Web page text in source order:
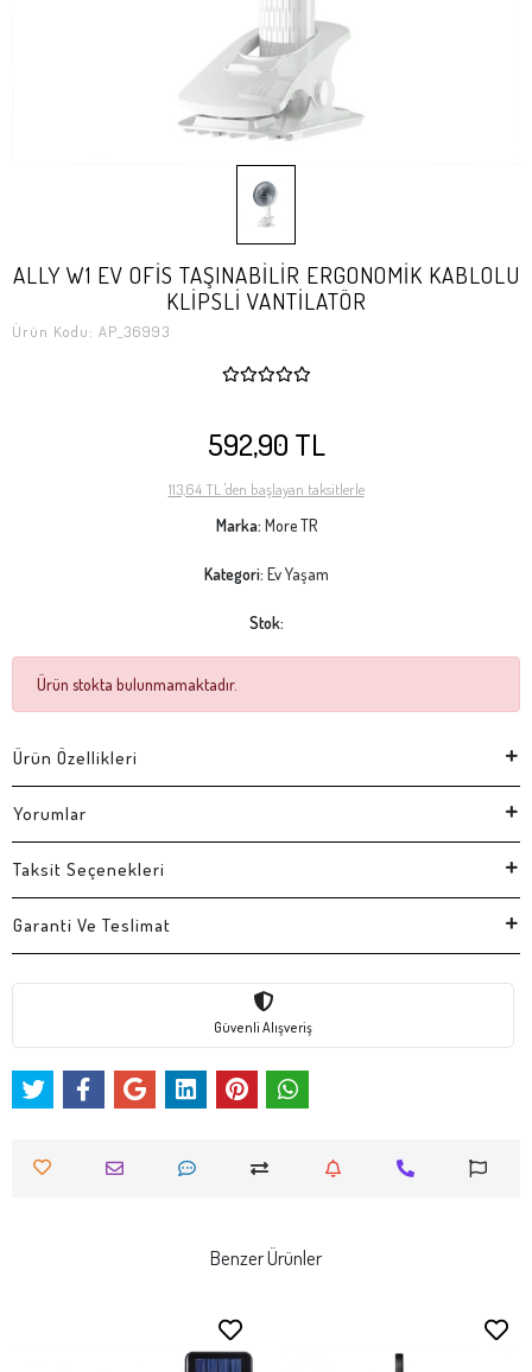
ALLY W1 EV OFİS TAŞINABİLİR ERGONOMİK KABLOLU
KLİPSLİ VANTİLATÖR
Ürün Kodu: AP_36993
592,90 TL
113,64 TL 'den başlayan taksitlerle
Marka: More TR
Kategori: Ev Yaşam
Stok:
Ürün stokta bulunmamaktadır.
Ürün Özellikleri
Yorumlar
Taksit Seçenekleri
Garanti Ve Teslimat
Güvenli Alışveriş
Benzer Ürünler